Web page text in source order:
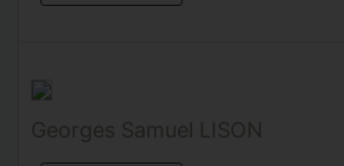
Georges Samuel LISON